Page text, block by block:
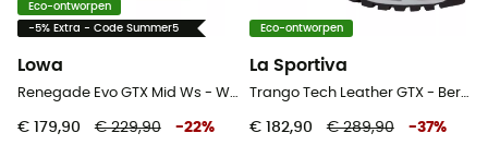
Eco-ontworpen
-5% Extra - Code Summer5
Lowa
Renegade Evo GTX Mid Ws - Wandelschoenen - Dames
€ 179,90 € 229,90 -22%
Eco-ontworpen
La Sportiva
Trango Tech Leather GTX - Bergschoenen - Dames
€ 182,90 € 289,90 -37%